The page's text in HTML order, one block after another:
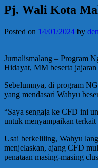
Pj. Wali Kota
Posted on 14/01/2024 by
Jurnalismalang – Program
Hidayat, MM beserta
Sebelumnya, di program
yang mendasari Wahyu
“Saya sengaja ke CFD ini
untuk menyampaikan
Usai berkeliling, Wahyu
menjelaskan, ajang CFD
penataan masing-masing